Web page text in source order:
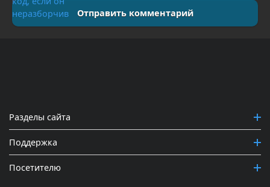
Отправить комментарий
Разделы сайта
Поддержка
Посетителю